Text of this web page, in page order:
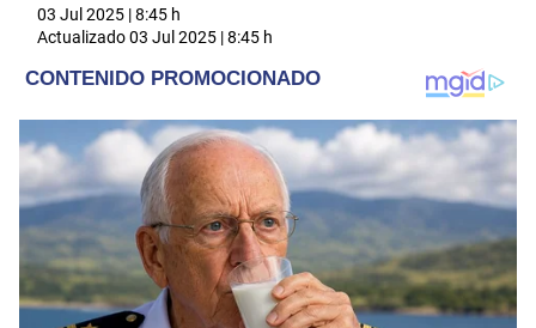
03 Jul 2025 | 8:45 h
Actualizado03 Jul 2025 | 8:45 h